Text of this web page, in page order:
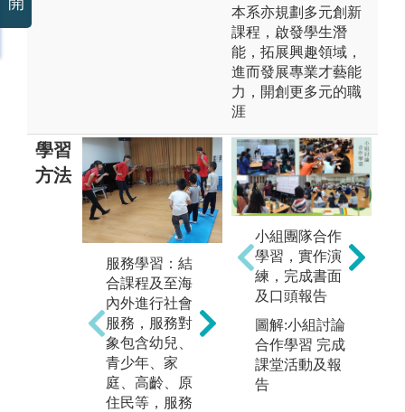
本系亦規劃多元創新
課程，啟發學生潛
能，拓展興趣領域，
進而發展專業才藝能
力，開創更多元的職
涯
學習
方法
服務學習：結
合課程及至海
內外進行社會
服務，服務對
象包含幼兒、
青少年、家
庭、高齡、原
住民等，服務
團體合作：
「兒童劇」是
本系最具代表
為「Yabi芽比
兒童劇團」，
班上每位同學
成為重要之角
小組團隊合作
學習，實作演
練，完成書面
及口頭報告
圖解:小組討論
合作學習 完成
課堂活動及報
告